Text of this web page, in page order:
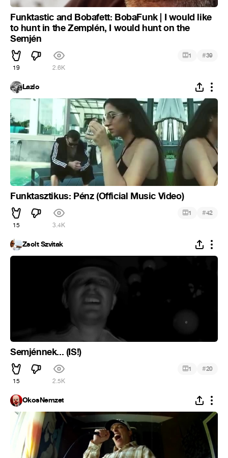
Funktastic and Bobafett: BobaFunk | I would like
to hunt in the Zemplén, I would hunt on the
Semjén
19 2.6K
1 #39
Lazlo
Funktasztikus: Pénz (Official Music Video)
15 3.4K
1 #42
Zsolt Szvitak
Semjénnek... (IS!)
15 2.5K
1 #20
OkosNemzet